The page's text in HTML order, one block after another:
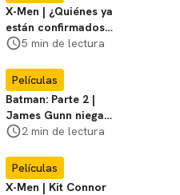
X-Men | ¿Quiénes ya
están confirmados
en la película de
favoritos
5 min de lectura
Películas
Batman: Parte 2 |
James Gunn niega
que se filme la parte
2 min de lectura
Películas
X-Men | Kit Connor